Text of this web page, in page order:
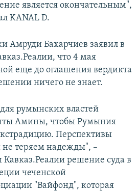
является окончательным",
KANAL D.
Амруди Бахарчиев заявил в
что 4 мая
еще до оглашения вердикта
ничего не знает.
румынских властей
Амины, чтобы Румыния
Перспективы
теряем надежды", –
решение суда в
чеченской
"Вайфонд", которая